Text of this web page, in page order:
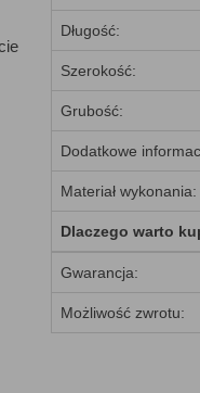
Długość:
Szerokość:
Grubość:
Dodatkowe
Materiał wykonania:
Dlaczego warto
Gwarancja:
Możliwość zwrotu: